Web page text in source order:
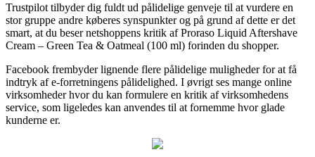
Trustpilot tilbyder dig fuldt ud pålidelige genveje til at vurdere en
stor gruppe andre køberes synspunkter og på grund af dette er det
smart, at du beser netshoppens kritik af Proraso Liquid Aftershave
Cream – Green Tea & Oatmeal (100 ml) forinden du shopper.
Facebook frembyder lignende flere pålidelige muligheder for at få
indtryk af e-forretningens pålidelighed. I øvrigt ses mange online
virksomheder hvor du kan formulere en kritik af virksomhedens
service, som ligeledes kan anvendes til at fornemme hvor glade
kunderne er.